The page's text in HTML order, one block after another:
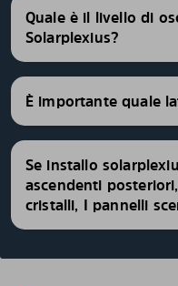
Quale è il livello di
Solarplexius?
È importante quale
Se installo
ascendenti
cristalli, I pannelli